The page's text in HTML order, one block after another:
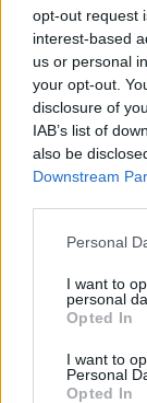
opt-out request
interest-based
us or personal
your opt-out.
disclosure of
IAB’s list of
also be
Downstream
Personal
I want to
personal
Opted In
I want to
Personal
Opted In